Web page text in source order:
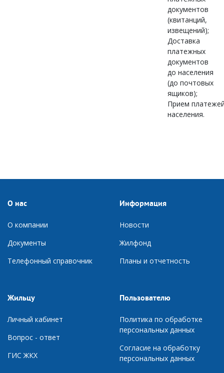
документов
(квитанций,
извещений);
Доставка
платежных
документов
до населения
(до почтовых
ящиков);
Прием
населения.
О нас
О компании
Документы
Телефонный справочник
Информация
Новости
Жилфонд
Планы и отчетность
Жильцу
Личный кабинет
Вопрос - ответ
ГИС ЖКХ
Пользователю
Политика по обработке
персональных данных
Согласие на обработку
персональных данных